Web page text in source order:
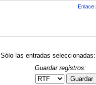
Enlace
Sólo las entradas seleccionadas:
Guardar registros:
Guardar